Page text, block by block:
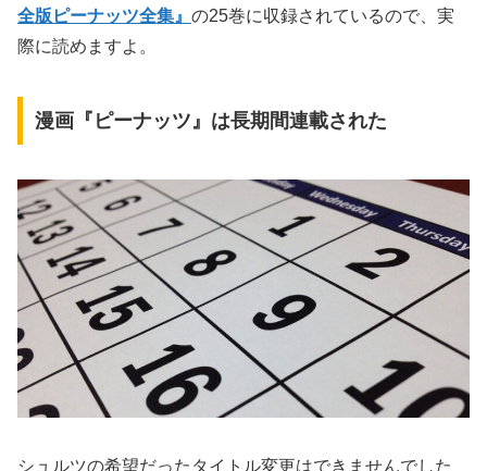
全版ピーナッツ全集』 の25巻に収録されているので、実
際に読めますよ。
漫画『ピーナッツ』は長期間連載された
シュルツの希望だったタイトル変更はできませんでした